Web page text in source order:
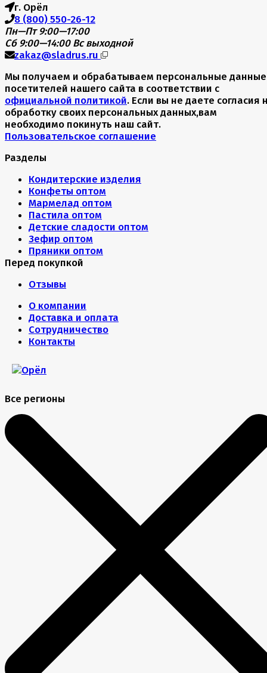
г. Орёл
8 (800) 550-26-12
Пн—Пт 9:00—17:00
Сб 9:00—14:00 Вс выходной
zakaz@sladrus.ru
Мы получаем и обрабатываем персональные данные
посетителей нашего сайта в соответствии с
официальной политикой. Если вы не даете согласия
обработку своих персональных данных,вам
необходимо покинуть наш сайт.
Пользовательское соглашение
Разделы
Кондитерские изделия
Конфеты оптом
Мармелад оптом
Пастила оптом
Детские сладости оптом
Зефир оптом
Пряники оптом
Перед покупкой
Отзывы
О компании
Доставка и оплата
Сотрудничество
Контакты
Все регионы